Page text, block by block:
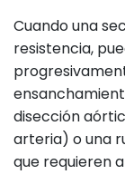
Cuando una
resistencia,
disección
arteria) o una
que requieren